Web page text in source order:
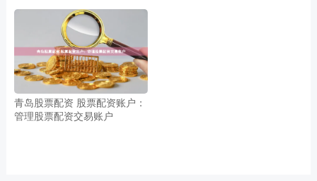
青岛股票配资 股票配资账户：
管理股票配资交易账户